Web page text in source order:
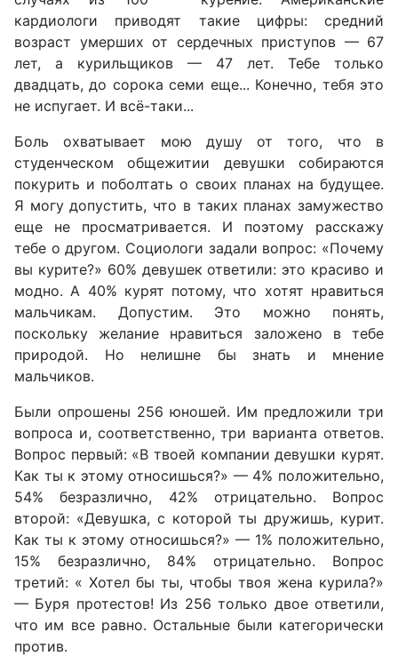
кардиологи приводят такие цифры: средний
возраст умерших от сердечных приступов — 67
лет, а курильщиков — 47 лет. Тебе только
двадцать, до сорока семи еще... Конечно, тебя это
не испугает. И всё-таки...
Боль охватывает мою душу от того, что в
студенческом общежитии девушки собираются
покурить и поболтать о своих планах на будущее.
Я могу допустить, что в таких планах замужество
еще не просматривается. И поэтому расскажу
тебе о другом. Социологи задали вопрос: «Почему
вы курите?» 60% девушек ответили: это красиво и
модно. А 40% курят потому, что хотят нравиться
мальчикам. Допустим. Это можно понять,
поскольку желание нравиться заложено в тебе
природой. Но нелишне бы знать и мнение
мальчиков.
Были опрошены 256 юношей. Им предложили три
вопроса и, соответственно, три варианта ответов.
Вопрос первый: «В твоей компании девушки курят.
Как ты к этому относишься?» — 4% положительно,
54% безразлично, 42% отрицательно. Вопрос
второй: «Девушка, с которой ты дружишь, курит.
Как ты к этому относишься?» — 1% положительно,
15% безразлично, 84% отрицательно. Вопрос
третий: « Хотел бы ты, чтобы твоя жена курила?»
— Буря протестов! Из 256 только двое ответили,
что им все равно. Остальные были категорически
против.